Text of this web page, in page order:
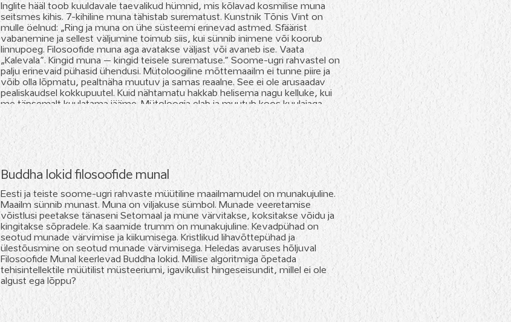
Inglite hääl toob kuuldavale taevalikud hümnid, mis kõlavad kosmilise muna
seitsmes kihis. 7-kihiline muna tähistab surematust. Kunstnik Tõnis Vint on
mulle öelnud: „Ring ja muna on ühe süsteemi erinevad astmed. Sfäärist
vabanemine ja sellest väljumine toimub siis, kui sünnib inimene või koorub
linnupoeg. Filosoofide muna aga avatakse väljast või avaneb ise. Vaata
„Kalevala“. Kingid muna – kingid teisele surematuse.“ Soome-ugri rahvastel on
palju erinevaid pühasid ühendusi. Mütoloogiline mõttemaailm ei tunne piire ja
võib olla lõpmatu, pealtnäha muutuv ja samas reaalne. See ei ole arusaadav
pealiskaudsel kokkupuutel. Kuid nähtamatu hakkab helisema nagu kelluke, kui
me täpsemalt kuulatama jääme. Mütoloogia elab ja muutub koos kuulajaga.
Buddha lokid filosoofide munal
Eesti ja teiste soome-ugri rahvaste müütiline maailmamudel on munakujuline.
Maailm sünnib munast. Muna on viljakuse sümbol. Munade veeretamise
võistlusi peetakse tänaseni Setomaal ja mune värvitakse, koksitakse võidu ja
kingitakse sõpradele. Ka saamide trumm on munakujuline. Kevadpühad on
seotud munade värvimise ja kiikumisega. Kristlikud lihavõttepühad ja
ülestõusmine on seotud munade värvimisega. Heledas avaruses hõljuval
Filosoofide Munal keerlevad Buddha lokid. Millise algoritmiga õpetada
tehisintellektile müütilist müsteeriumi, igavikulist hingeseisundit, millel ei ole
algust ega lõppu?